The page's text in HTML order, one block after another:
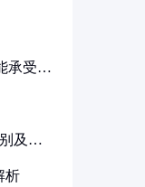
承受多
及其
析